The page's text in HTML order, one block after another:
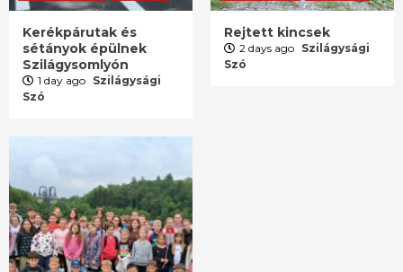
Kerékpárutak és
sétányok épülnek
Szilágysomlyón
1 day ago Szilágysági
Szó
Rejtett kincsek
2 days ago Szilágysági
Szó